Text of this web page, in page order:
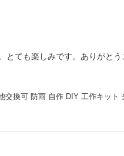
ても楽しみです。ありがとう
換可 防雨 自作 DIY 工作キット